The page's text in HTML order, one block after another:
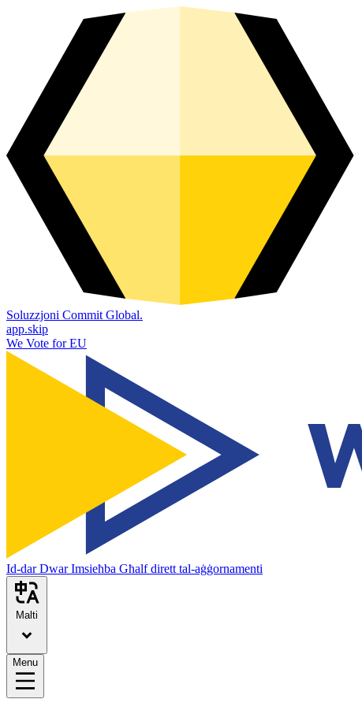
Soluzzjoni Commit Global.
app.skip
We Vote for EU
Id-darDwarImsieħba Għalf dirett tal-aġġornamenti
Malti
Menu